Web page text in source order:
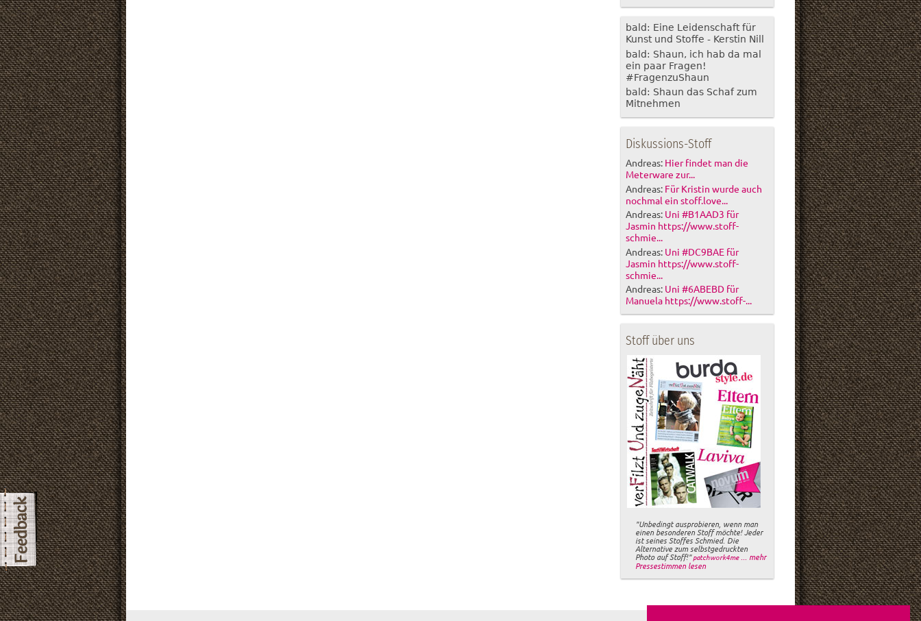
bald: Eine Leidenschaft für
Kunst und Stoffe - Kerstin Nill
bald: Shaun, ich hab da mal
ein paar Fragen!
#FragenzuShaun
bald: Shaun das Schaf zum
Mitnehmen
Diskussions-Stoff
Andreas: Hier findet man die
Meterware zur...
Andreas: Für Kristin wurde auch
nochmal ein stoff.love...
Andreas: Uni #B1AAD3 für
Jasmin https://www.stoff-
schmie...
Andreas: Uni #DC9BAE für
Jasmin https://www.stoff-
schmie...
Andreas: Uni #6ABEBD für
Manuela https://www.stoff-...
Stoff über uns
"Unbedingt ausprobieren, wenn man
einen besonderen Stoff möchte! Jeder
ist seines Stoffes Schmied. Die
Alternative zum selbstgedruckten
Photo auf Stoff!"patchwork4me ... mehr
Pressestimmen lesen